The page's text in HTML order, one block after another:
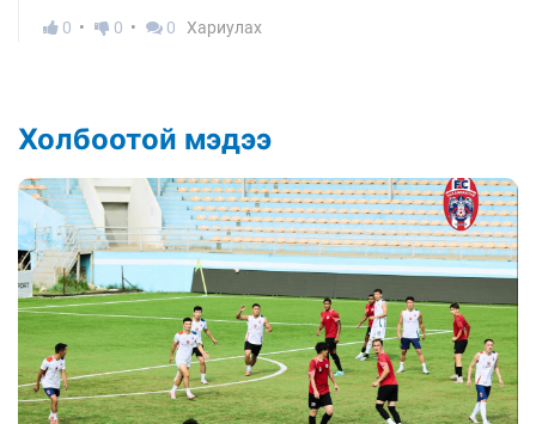
0
0 0 Хариулах
Холбоотой мэдээ